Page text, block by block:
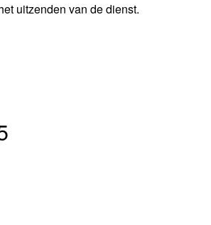
uitzenden van de dienst.